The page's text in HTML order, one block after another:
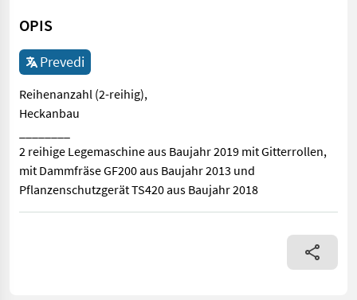
OPIS
Prevedi
Reihenanzahl (2-reihig),
Heckanbau
2 reihige Legemaschine aus Baujahr 2019 mit Gitterrollen,
mit Dammfräse GF200 aus Baujahr 2013 und
Pflanzenschutzgerät TS420 aus Baujahr 2018
Reihenanzahl (2-reihig), Heckanbau ________ 2 reihige